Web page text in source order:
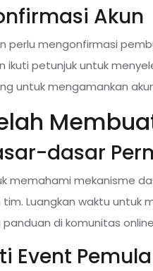
Akun
perlu mengonfirmasi
ikuti petunjuk untuk
untuk mengamankan
dasar
memahami mekanisme
Luangkan waktu untuk
di komunitas
Event Pemula